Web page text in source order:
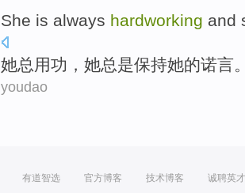
She is always hardworking and
她总用功 ，她总是保持她的诺言
youdao
有道智选 官方博客 技术博客 诚聘英才